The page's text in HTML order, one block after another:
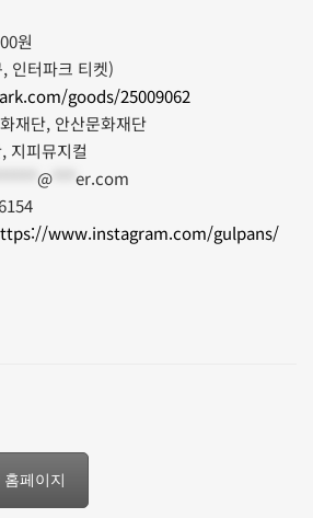
원
인터파크 티켓)
goods/25009062
재단, 안산문화재단
지피뮤지컬
@
er.com
www.instagram.com/gulpans/
페이지